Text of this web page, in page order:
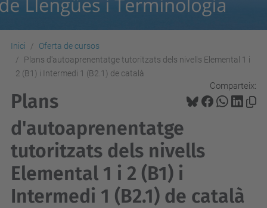
Inici
Oferta de cursos
Plans d'autoaprenentatge tutoritzats dels nivells Elemental 1 i
2 (B1) i Intermedi 1 (B2.1) de català
Comparteix:
Plans
d'autoaprenentatge
tutoritzats dels nivells
Elemental 1 i 2 (B1) i
Intermedi 1 (B2.1) de català